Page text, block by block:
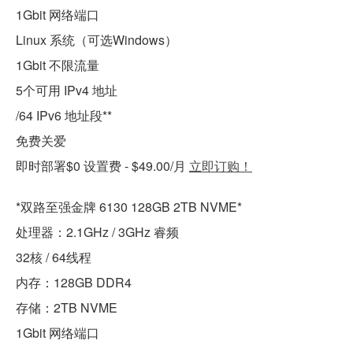
1Gbit 网络端口
Linux 系统（可选Windows）
1Gbit 不限流量
5个可用 IPv4 地址
/64 IPv6 地址段**
免费关爱
即时部署$0 设置费 - $49.00/月 立即订购！
*双路至强金牌 6130 128GB 2TB NVME*
处理器：2.1GHz / 3GHz 睿频
32核 / 64线程
内存：128GB DDR4
存储：2TB NVME
1Gbit 网络端口